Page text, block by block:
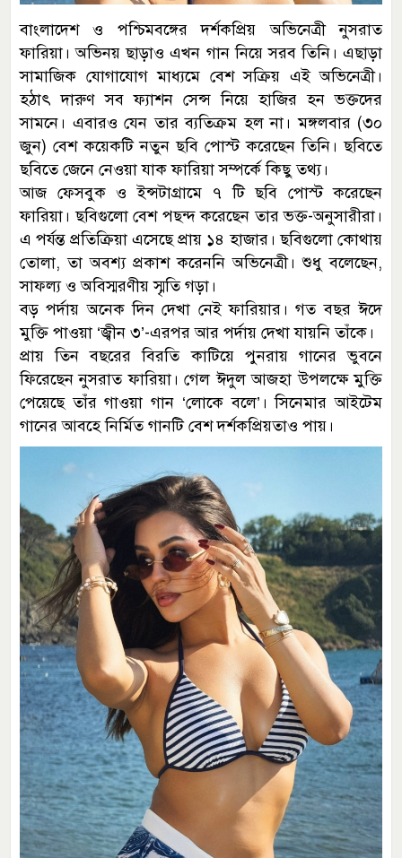
বাংলাদেশ ও পশ্চিমবঙ্গের দর্শকপ্রিয় অভিনেত্রী নুসরাত
ফারিয়া। অভিনয় ছাড়াও এখন গান নিয়ে সরব তিনি। এছাড়া
সামাজিক যোগাযোগ মাধ্যমে বেশ সক্রিয় এই অভিনেত্রী।
হঠাৎ দারুণ সব ফ্যাশন সেন্স নিয়ে হাজির হন ভক্তদের
সামনে। এবারও যেন তার ব্যতিক্রম হল না। মঙ্গলবার (৩০
জুন) বেশ কয়েকটি নতুন ছবি পোস্ট করেছেন তিনি। ছবিতে
ছবিতে জেনে নেওয়া যাক ফারিয়া সম্পর্কে কিছু তথ্য।
আজ ফেসবুক ও ইন্সটাগ্রামে ৭ টি ছবি পোস্ট করেছেন
ফারিয়া। ছবিগুলো বেশ পছন্দ করেছেন তার ভক্ত-অনুসারীরা।
এ পর্যন্ত প্রতিক্রিয়া এসেছে প্রায় ১৪ হাজার। ছবিগুলো কোথায়
তোলা, তা অবশ্য প্রকাশ করেননি অভিনেত্রী। শুধু বলেছেন,
সাফল্য ও অবিস্মরণীয় স্মৃতি গড়া।
বড় পর্দায় অনেক দিন দেখা নেই ফারিয়ার। গত বছর ঈদে
মুক্তি পাওয়া ‘জ্বীন ৩’-এরপর আর পর্দায় দেখা যায়নি তাঁকে।
প্রায় তিন বছরের বিরতি কাটিয়ে পুনরায় গানের ভুবনে
ফিরেছেন নুসরাত ফারিয়া। গেল ঈদুল আজহা উপলক্ষে মুক্তি
পেয়েছে তাঁর গাওয়া গান ‘লোকে বলে’। সিনেমার আইটেম
গানের আবহে নির্মিত গানটি বেশ দর্শকপ্রিয়তাও পায়।